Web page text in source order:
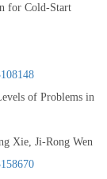
for Cold-Start
of Problems in
Xie, Ji-Rong Wen